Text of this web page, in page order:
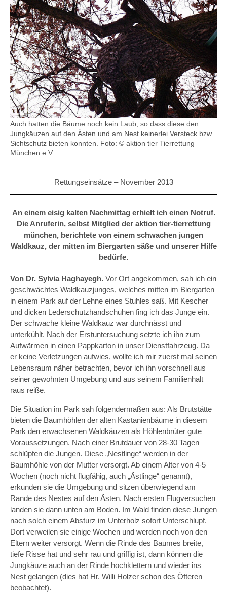
Auch hatten die Bäume noch kein Laub, so dass diese den
Jungkäuzen auf den Ästen und am Nest keinerlei Versteck bzw.
Sichtschutz bieten konnten. Foto: © aktion tier Tierrettung
München e.V.
Rettungseinsätze – November 2013
An einem eisig kalten Nachmittag erhielt ich einen Notruf.
Die Anruferin, selbst Mitglied der aktion tier-tierrettung
münchen, berichtete von einem schwachen jungen
Waldkauz, der mitten im Biergarten säße und unserer Hilfe
bedürfe.
Von Dr. Sylvia Haghayegh. Vor Ort angekommen, sah ich ein
geschwächtes Waldkauzjunges, welches mitten im Biergarten
in einem Park auf der Lehne eines Stuhles saß. Mit Kescher
und dicken Lederschutzhandschuhen fing ich das Junge ein.
Der schwache kleine Waldkauz war durchnässt und
unterkühlt. Nach der Erstuntersuchung setzte ich ihn zum
Aufwärmen in einen Pappkarton in unser Dienstfahrzeug. Da
er keine Verletzungen aufwies, wollte ich mir zuerst mal seinen
Lebensraum näher betrachten, bevor ich ihn vorschnell aus
seiner gewohnten Umgebung und aus seinem Familienhalt
raus reiße.
Die Situation im Park sah folgendermaßen aus: Als Brutstätte
bieten die Baumhöhlen der alten Kastanienbäume in diesem
Park den erwachsenen Waldkäuzen als Höhlenbrüter gute
Voraussetzungen. Nach einer Brutdauer von 28-30 Tagen
schlüpfen die Jungen. Diese „Nestlinge“ werden in der
Baumhöhle von der Mutter versorgt. Ab einem Alter von 4-5
Wochen (noch nicht flugfähig, auch „Ästlinge“ genannt),
erkunden sie die Umgebung und sitzen überwiegend am
Rande des Nestes auf den Ästen. Nach ersten Flugversuchen
landen sie dann unten am Boden. Im Wald finden diese Jungen
nach solch einem Absturz im Unterholz sofort Unterschlupf.
Dort verweilen sie einige Wochen und werden noch von den
Eltern weiter versorgt. Wenn die Rinde des Baumes breite,
tiefe Risse hat und sehr rau und griffig ist, dann können die
Jungkäuze auch an der Rinde hochklettern und wieder ins
Nest gelangen (dies hat Hr. Willi Holzer schon des Öfteren
beobachtet).